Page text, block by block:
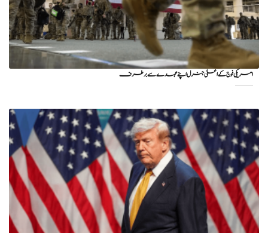
امریکی فوج کے اعلیٰ جنرل اپنے عہدے سے برطرف